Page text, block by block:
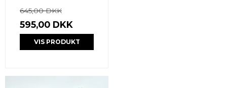
645,00 DKK
595,00 DKK
VIS PRODUKT